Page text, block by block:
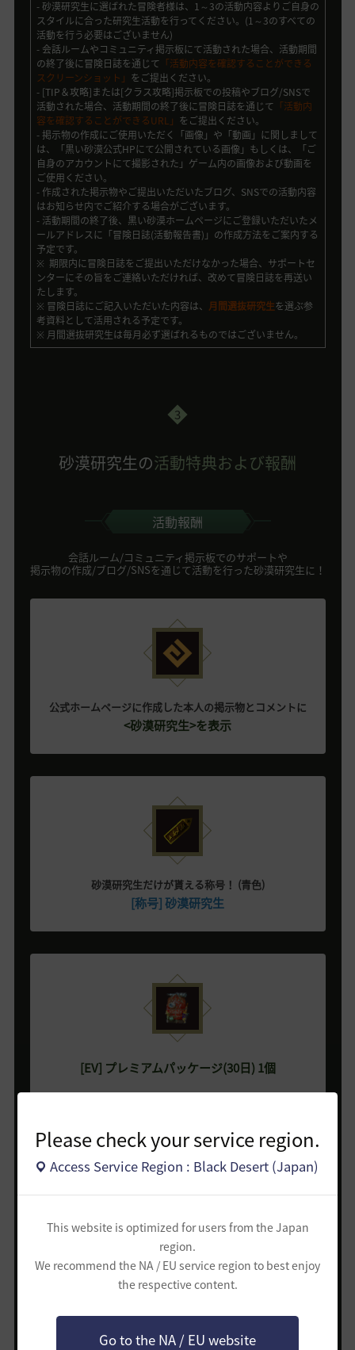
Please check your service region.
Access Service Region : Black Desert (Japan)
This website is optimized for users from the Japan
region.
We recommend the NA / EU service region to best enjoy
the respective content.
Go to the NA / EU website
- 砂漠研究生に選ばれた冒険者様は、1～3の活動内容よりご自身の
スタイルに合った研究生活動を行ってください。(1～3のすべての
活動を行う必要はございません)
- 会話ルームやコミュニティ掲示板にて活動された場合、活動期間
の終了後に冒険日誌を通じて 「活動内容を確認することができる
スクリーンショット」 をご提出ください。
- [TIP＆攻略]または[クラス攻略]掲示板での投稿やブログ/SNSで
活動された場合、活動期間の終了後に冒険日誌を通じて 「活動内
容を確認することができるURL」 をご提出ください。
- 掲示物の作成にご使用いただく「画像」や「動画」に関しまして
は、「黒い砂漠公式HPにて公開されている画像」もしくは、「ご
自身のアカウントにて撮影された」ゲーム内の画像および動画を
ご使用ください。
- 作成された掲示物やご提出いただいたブログ、SNSでの活動内容
はお知らせ内でご紹介する場合がございます。
- 活動期間の終了後、黒い砂漠ホームページにご登録いただいたメ
ールアドレスに「冒険日誌(活動報告書)」の作成方法をご案内する
予定です。
※ 期限内に冒険日誌をご提出いただけなかった場合、サポートセ
ンターにその旨をご連絡いただければ、改めて冒険日誌を再送い
たします。
※ 冒険日誌にご記入いただいた内容は、 月間選抜研究生を選ぶ参
考資料として活用される予定です。
※ 月間選抜研究生は毎月必ず選ばれるものではございません。
3
砂漠研究生の活動特典および報酬
活動報酬
会話ルーム/コミュニティ掲示板でのサポートや
掲示物の作成/ブログ/SNSを通じて活動を行った砂漠研究生に！
公式ホームページに作成した本人の掲示物とコメントに
<砂漠研究生>を表示
砂漠研究生だけが貰える称号！ (青色)
[称号] 砂漠研究生
[EV] プレミアムパッケージ(30日) 1個
※ 選ばれた全ての冒険者様に支給される称号「[称号] 砂漠研究
生 」は
毎月1回目の定期メンテナンスの際に支給される予定です。
※ 活動内容が不十分であったり品質が低い場合は砂漠研究生の
月間選抜研究生